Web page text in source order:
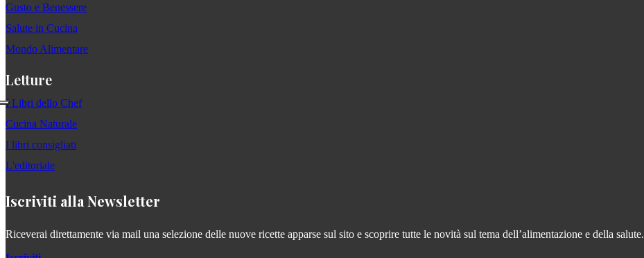
Gusto e Benessere
Salute in Cucina
Mondo Alimentare
Letture
I Libri dello Chef
Cucina Naturale
I libri consigliati
L'editoriale
Iscriviti alla Newsletter
Riceverai direttamente via mail una selezione delle nuove ricette apparse sul sito e scoprire tutte le novità sul tema dell’alimentazione e della salute.